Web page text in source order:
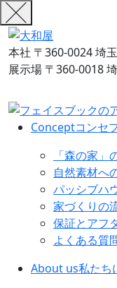
本社 〒360-0024 埼
展示場 〒360-0018
Conceptコンセ
「森の家」
自然素材へ
パッシブハ
家づくりの
保証とアフ
よくある質
About us私たち